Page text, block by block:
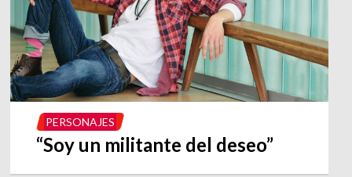
PERSONAJES
“Soy un militante del deseo”